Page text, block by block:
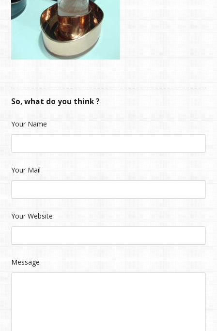
So, what do you think ?
Your Name
Your Mail
Your Website
Message